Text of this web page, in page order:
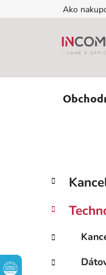
na
Ako
B
č
ý
p
Preskočiť
kategórie
K
a
e
ó
r
i